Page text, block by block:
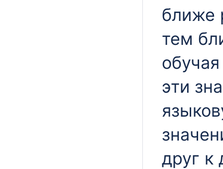
ближе
тем
эти
друг к